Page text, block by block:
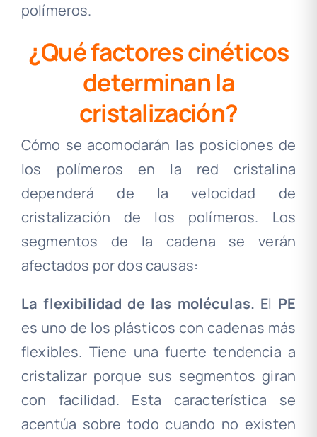
polímeros.
¿Qué factores cinéticos
determinan la
cristalización?
Cómo se acomodarán las posiciones de
los polímeros en la red cristalina
dependerá de la velocidad de
cristalización de los polímeros. Los
segmentos de la cadena se verán
afectados por dos causas:
La flexibilidad de las moléculas. El PE
es uno de los plásticos con cadenas más
flexibles. Tiene una fuerte tendencia a
cristalizar porque sus segmentos giran
con facilidad. Esta característica se
acentúa sobre todo cuando no existen